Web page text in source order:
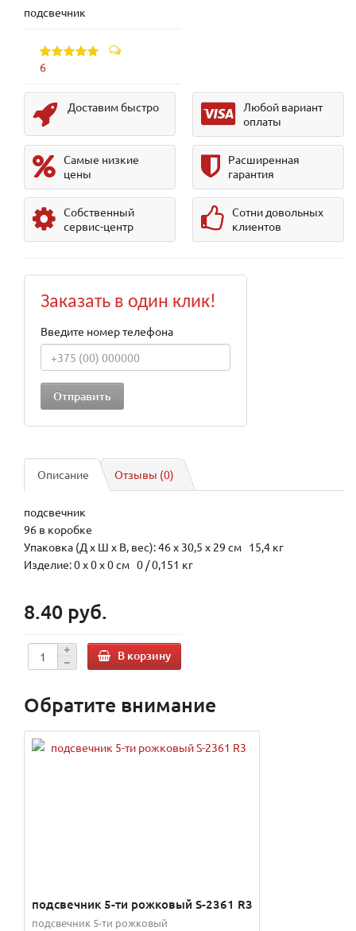
подсвечник
6
Доставим быстро
Любой вариант
оплаты
Самые низкие
цены
Расширенная
гарантия
Собственный
сервис-центр
Сотни довольных
клиентов
Заказать в один клик!
Введите номер телефона
Описание Отзывы (0)
подсвечник
96 в коробке
Упаковка (Д х Ш х В, вес): 46 x 30,5 x 29 см 15,4 кг
Изделие: 0 x 0 x 0 см 0 / 0,151 кг
8.40 руб.
В корзину
Обратите внимание
подсвечник 5-ти рожковый S-2361 R3
подсвечник 5-ти рожковый